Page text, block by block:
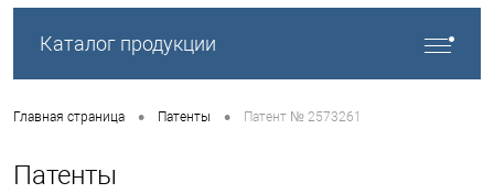
Каталог продукции
Главная страница • Патенты • Патент № 2573261
Патенты